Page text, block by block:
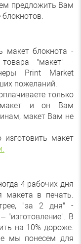
предложить Вам
блокнотов.
макет блокнота -
"макет" -
Print Market
пожеланий.
только
и он Вам
макет Вам не
макет
4 рабочих дня
макета в печать.
"за 2 дня" -
"изготовление". В
на 10% дороже.
мы понесем для